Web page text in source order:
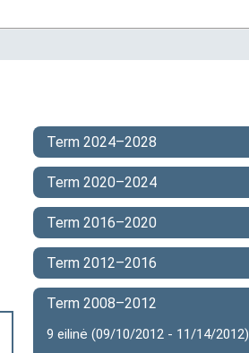
Term 2024–2028
Term 2020–2024
Term 2016–2020
Term 2012–2016
Term 2008–2012
9 eilinė (09/10/2012 - 11/14/2012)